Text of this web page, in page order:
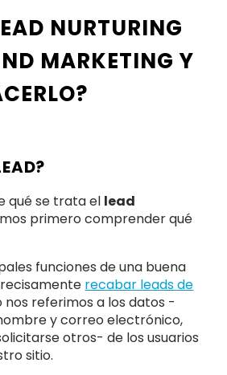
NURTURING
MARKETING Y
qué se trata el lead
primero comprender qué
funciones de una buena
recabar leads de
nos referimos a los datos -
y correo electrónico,
otros- de los usuarios
sitio.